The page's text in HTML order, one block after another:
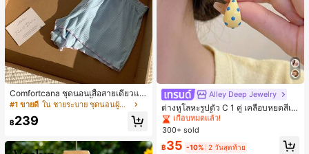
Comfortcana ชุดนอนเสื้อสายเดี่ยวแต่
งระบายและกางเกงขาสั้นสำหรับผู้หญิง
#1 ขายดี ใน ชายระบาย ชุดนอนผู้หญิง
฿239
Alley Deep Jewelry
ต่างหูโลหะรูปตัว C 1 คู่ เคลือบหยดสีเห
ลือง ลายจุดสีน้ำเงิน สไตล์ยุโรปและอเม
ริกัน แฟชั่นส่วนตัว หวานและสง่างาม
สำหรับผู้หญิงและเด็กหญิง สำหรับการเ
ดินทาง งานแต่งงาน ปาร์ตี้ วันเกิด ของ
#1 ขายดี ใน โบโฮ ต่างหูผู้หญิง
เกือบหมดแล้ว!
#1 ขายดี ใน โบโฮ ต่างหูผู้หญิง
เกือบหมดแล้ว!
#1 ขายดี ใน โบโฮ ต่างหูผู้หญิง
เกือบหมดแล้ว!
#1 ขายดี ใน โบโฮ ต่างหูผู้หญิง
เกือบหมดแล้ว!
300+ sold
฿35 -10% 2 วันสุดท้าย